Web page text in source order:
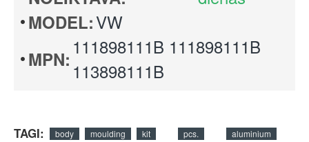
MODEL:VW
MPN:
111898111B 111898111B
113898111B
TAGI: body moulding kit pcs.
aluminium